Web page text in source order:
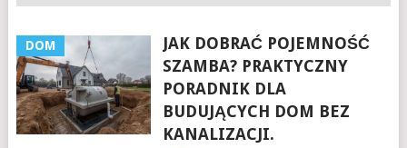
DOM
JAK DOBRAĆ POJEMNOŚĆ
SZAMBA? PRAKTYCZNY
PORADNIK DLA
BUDUJĄCYCH DOM BEZ
KANALIZACJI.